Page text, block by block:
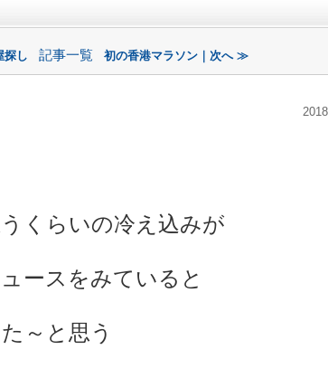
探し 記事一覧 初の香港マラソン｜次へ ≫
くらいの冷え込みが
ースをみていると
～と思う